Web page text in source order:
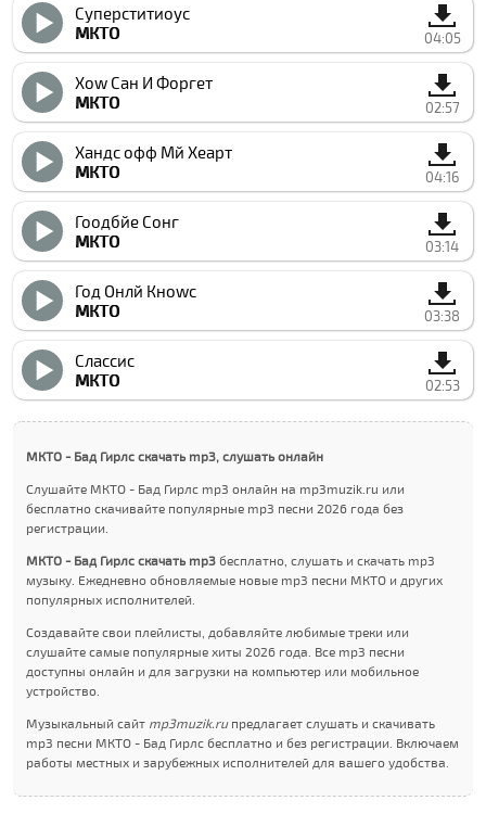
Суперститиоус
МКТО
04:05
Хоw Cан И Форгет
МКТО
02:57
Хандс офф Мй Хеарт
МКТО
04:16
Гоодбйе Сонг
МКТО
03:14
Год Онлй Кноwс
МКТО
03:38
Cлассиc
МКТО
02:53
МКТО - Бад Гирлс скачать mp3, слушать онлайн
Слушайте МКТО - Бад Гирлс mp3 онлайн на mp3muzik.ru или
бесплатно скачивайте популярные mp3 песни 2026 года без
регистрации.
МКТО - Бад Гирлс скачать mp3 бесплатно, слушать и скачать mp3
музыку. Ежедневно обновляемые новые mp3 песни МКТО и других
популярных исполнителей.
Создавайте свои плейлисты, добавляйте любимые треки или
слушайте самые популярные хиты 2026 года. Все mp3 песни
доступны онлайн и для загрузки на компьютер или мобильное
устройство.
Музыкальный сайт mp3muzik.ruпредлагает слушать и скачивать
mp3 песни МКТО - Бад Гирлс бесплатно и без регистрации. Включаем
работы местных и зарубежных исполнителей для вашего удобства.